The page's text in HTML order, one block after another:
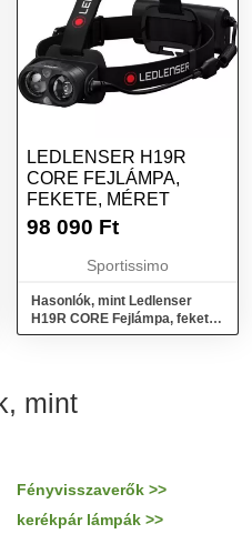
LEDLENSER H19R
CORE FEJLÁMPA,
FEKETE, MÉRET
98 090 Ft
Sportissimo
Hasonlók, mint Ledlenser
H19R CORE Fejlámpa, fekete,
méret
mint
Fényvisszaverők >>
kerékpár lámpák >>